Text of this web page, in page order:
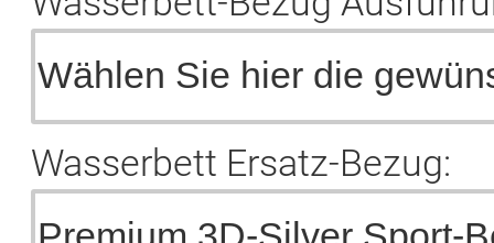
Wasserbett Ersatz-Bezug: